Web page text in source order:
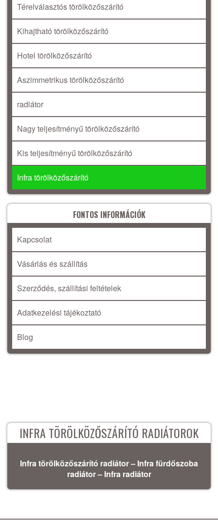
Térelválasztós törölközőszárító
Kihajtható törölközőszárító
Hotel törölközőszárító
Aszimmetrikus törölközőszárító
radiátor
Nagy teljesítményű törölközőszárító
Kis teljesítményű törölközőszárító
Infra törölközőszárító
FONTOS INFORMÁCIÓK
Kapcsolat
Vásárlás és szállítás
Szerződés, szállítási feltételek
Adatkezelési tájékoztató
Blog
INFRA TÖRÖLKÖZŐSZÁRÍTÓ RADIÁTOROK
Infra törölközőszárító radiátor – Infra fürdőszoba
radiátor – Infra radiátor